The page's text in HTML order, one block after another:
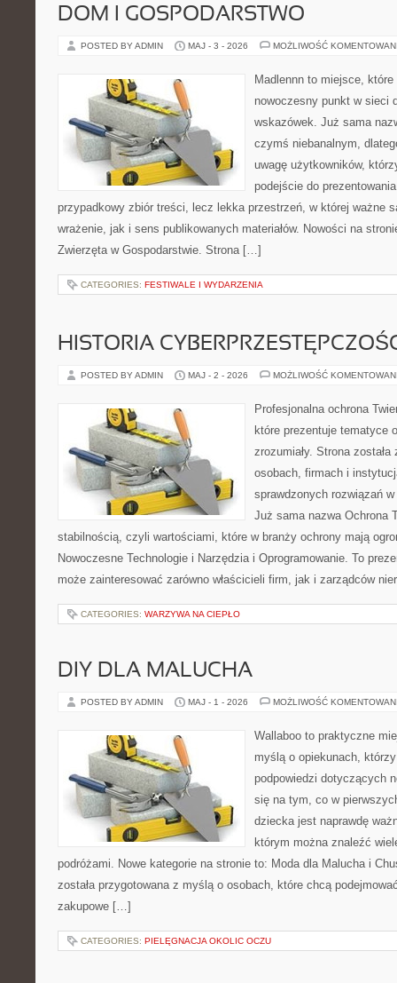
DOM I GOSPODARSTWO
POSTED BY ADMIN MAJ - 3 - 2026 MOŻLIWOŚĆ
Madlennn to miejsce,
nowoczesny punkt w sieci
wskazówek. Już sama
czymś niebanalnym,
uwagę użytkowników,
podejście do
przypadkowy zbiór treści, lecz lekka przestrzeń, w której ważne
wrażenie, jak i sens publikowanych materiałów. Nowości na
Zwierzęta w Gospodarstwie. Strona […]
CATEGORIES: FESTIWALE I WYDARZENIA
HISTORIA
POSTED BY ADMIN MAJ - 2 - 2026 MOŻLIWOŚĆ
Profesjonalna ochrona
które prezentuje tematyce
zrozumiały. Strona
osobach, firmach i
sprawdzonych rozwiązań
Już sama nazwa Ochrona
stabilnością, czyli wartościami, które w branży ochrony mają
Nowoczesne Technologie i Narzędzia i Oprogramowanie. To
może zainteresować zarówno właścicieli firm, jak i zarządców
CATEGORIES: WARZYWA NA CIEPŁO
DIY DLA MALUCHA
POSTED BY ADMIN MAJ - 1 - 2026 MOŻLIWOŚĆ
Wallaboo to praktyczne
myślą o opiekunach,
podpowiedzi dotyczących
się na tym, co w
dziecka jest naprawdę
którym można znaleźć
podróżami. Nowe kategorie na stronie to: Moda dla Malucha i
została przygotowana z myślą o osobach, które chcą
zakupowe […]
CATEGORIES: PIELĘGNACJA OKOLIC OCZU